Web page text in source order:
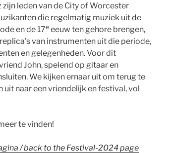
zijn leden van de City of Worcester
die regelmatig muziek uit de
en de 17eeeuw ten gehore brengen,
van instrumenten uit die periode,
en gelegenheden. Voor dit
John, spelend op gitaar en
We kijken ernaar uit om terug te
uit naar een vriendelijk en festival, vol
te vinden!
/ back to the Festival-2024 page